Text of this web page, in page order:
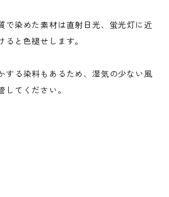
で染めた素材は直射日光、蛍光灯に近
と色褪せします。
する染料もあるため、湿気の少ない風
してください。